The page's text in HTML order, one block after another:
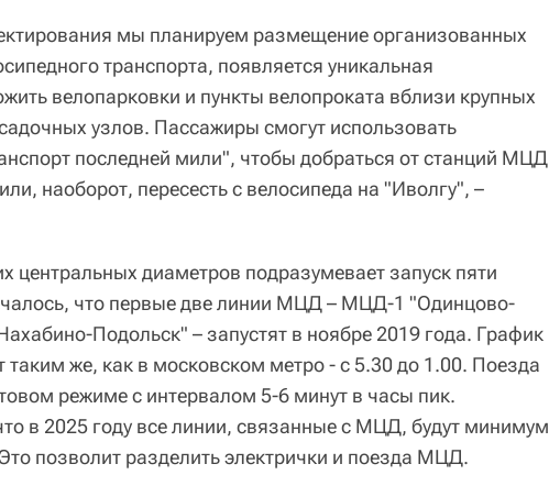
мы планируем размещение организованных
транспорта, появляется уникальная
велопарковки и пункты велопроката вблизи крупных
узлов. Пассажиры смогут использовать
последней мили", чтобы добраться от станций МЦД
наоборот, пересесть с велосипеда на "Иволгу", –
центральных диаметров подразумевает запуск пяти
что первые две линии МЦД – МЦД-1 "Одинцово-
Подольск" – запустят в ноябре 2019 года. График
же, как в московском метро - с 5.30 до 1.00. Поезда
режиме с интервалом 5-6 минут в часы пик.
в 2025 году все линии, связанные с МЦД, будут минимум
позволит разделить электрички и поезда МЦД.